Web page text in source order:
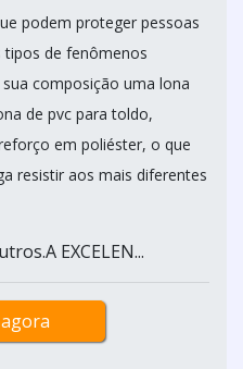
podem proteger pessoas
de fenômenos
composição uma lona
de pvc para toldo,
em poliéster, o que
resistir aos mais diferentes
EXCELEN...